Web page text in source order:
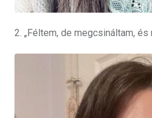
2. „Féltem, de megcsináltam, és